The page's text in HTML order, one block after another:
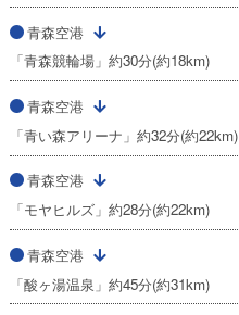
青森空港
「青森競輪場」約30分(約18km)
青森空港
「青い森アリーナ」約32分(約22km)
青森空港
「モヤヒルズ」約28分(約22km)
青森空港
「酸ヶ湯温泉」約45分(約31km)